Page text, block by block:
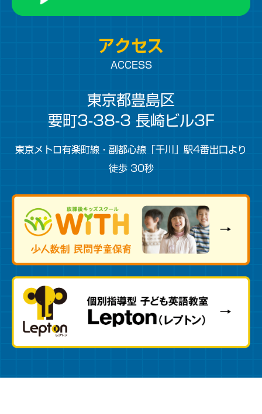
アクセス
ACCESS
東京都豊島区
要町3-38-3 長崎ビル3F
東京メトロ有楽町線・副都心線「千川」駅4番出口より
徒歩 30秒